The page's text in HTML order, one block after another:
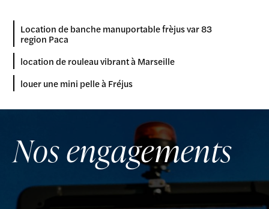
Location de banche manuportable frèjus var 83
region Paca
location de rouleau vibrant à Marseille
louer une mini pelle à Fréjus
Nos engagements